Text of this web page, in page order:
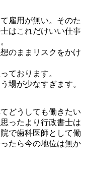
雇用が無い。そのた
はこれだけいい仕事
のままリスクをかけ
ております。
場が少なすぎます。
どうしても働きたい
ったより行政書士は
で歯科医師として働
たら今の地位は無か